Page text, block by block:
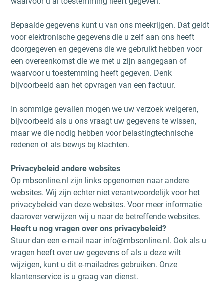
Bepaalde gegevens kunt u van ons meekrijgen. Dat geldt
voor elektronische gegevens die u zelf aan ons heeft
doorgegeven en gegevens die we gebruikt hebben voor
een overeenkomst die we met u zijn aangegaan of
waarvoor u toestemming heeft gegeven. Denk
bijvoorbeeld aan het opvragen van een factuur.
In sommige gevallen mogen we uw verzoek weigeren,
bijvoorbeeld als u ons vraagt uw gegevens te wissen,
maar we die nodig hebben voor belastingtechnische
redenen of als bewijs bij klachten.
Privacybeleid andere websites
Op mbsonline.nl zijn links opgenomen naar andere
websites. Wij zijn echter niet verantwoordelijk voor het
privacybeleid van deze websites. Voor meer informatie
daarover verwijzen wij u naar de betreffende websites.
Heeft u nog vragen over ons privacybeleid?
Stuur dan een e-mail naar info@mbsonline.nl. Ook als u
vragen heeft over uw gegevens of als u deze wilt
wijzigen, kunt u dit e-mailadres gebruiken. Onze
klantenservice is u graag van dienst.